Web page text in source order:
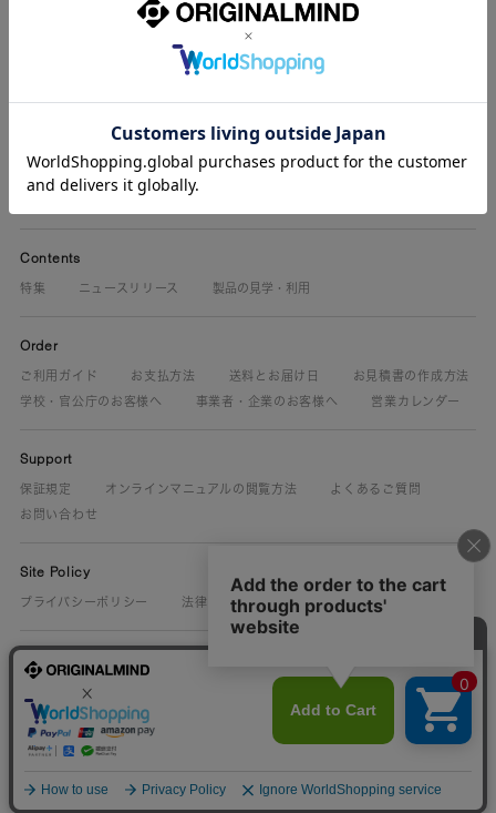
サインイン・新規登録
当社製品マニュアル閲覧
登録情報の確認・変更
Contents
特集 ニュースリリース 製品の見学・利用
Order
ご利用ガイド お支払方法 送料とお届け日
お見積書の作成方法
学校・官公庁のお客様へ
事業者・企業のお客様へ 営業カレンダー
Support
保証規定 オンラインマニュアルの閲覧方法
よくあるご質問
お問い合わせ
Site Policy
プライバシーポリシー 法律に基づく表示
About Us
ORIGINALMIND.CO.JP
25th Let makers make.
ものづくり文化展
MISSIONMIND 採用情報
© ORIGINALMIND Inc. All Rights Reserved.